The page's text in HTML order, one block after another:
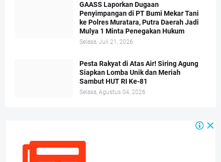
GAASS Laporkan Dugaan
Penyimpangan di PT Bumi Mekar Tani
ke Polres Muratara, Putra Daerah Jadi
Mulya 1 Minta Penegakan Hukum
Selasa, Juli 21, 2026
Pesta Rakyat di Atas Air! Siring Agung
Siapkan Lomba Unik dan Meriah
Sambut HUT RI Ke-81
Selasa, Agustus 04, 2026